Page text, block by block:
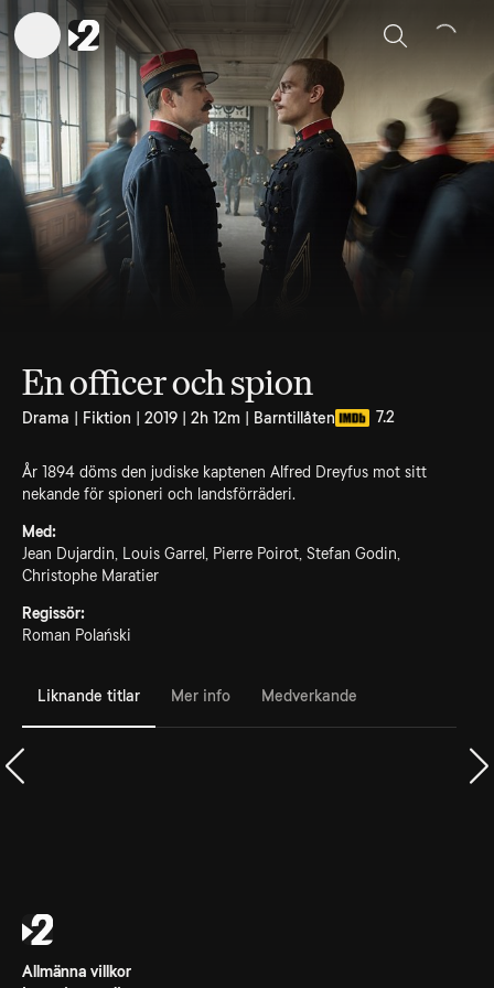
Sök
En officer och spion
Drama | Fiktion | 2019 | 2h 12m | Barntillåten 7.2
År 1894 döms den judiske kaptenen Alfred Dreyfus mot sitt
nekande för spioneri och landsförräderi.
Med:
Jean Dujardin, Louis Garrel, Pierre Poirot, Stefan Godin,
Christophe Maratier
Regissör:
Roman Polański
Liknande titlar Mer info Medverkande
Allmänna villkor